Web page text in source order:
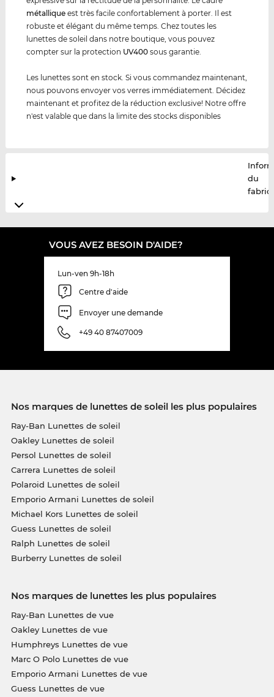
métal lique est très facile confortablement à porter. Il est
robuste et élégant du même temps. Chez toutes les
lunettes de soleil dans notre boutique, vous pouvez
compter sur la protection UV400 sous garantie.
Les lunettes sont en stock. Si vous commandez maintenant,
nous pouvons envoyer vos verres immédiatement. Décidez
maintenant et profitez de la réduction exclusive! Notre offre
n'est valable que dans la limite des stocks disponibles
du
VOUS AVEZ BESOIN D'AIDE?
Lun-ven 9h-18h
Centre d'aide
Envoyer une demande
+49 40 87407009
Nos marques de lunettes de soleil les plus populaires
Ray-Ban Lunettes de soleil
Oakley Lunettes de soleil
Persol Lunettes de soleil
Carrera Lunettes de soleil
Polaroid Lunettes de soleil
Emporio Armani Lunettes de soleil
Michael Kors Lunettes de soleil
Guess Lunettes de soleil
Ralph Lunettes de soleil
Burberry Lunettes de soleil
Nos marques de lunettes les plus populaires
Ray-Ban Lunettes de vue
Oakley Lunettes de vue
Humphreys Lunettes de vue
Marc O Polo Lunettes de vue
Emporio Armani Lunettes de vue
Guess Lunettes de vue